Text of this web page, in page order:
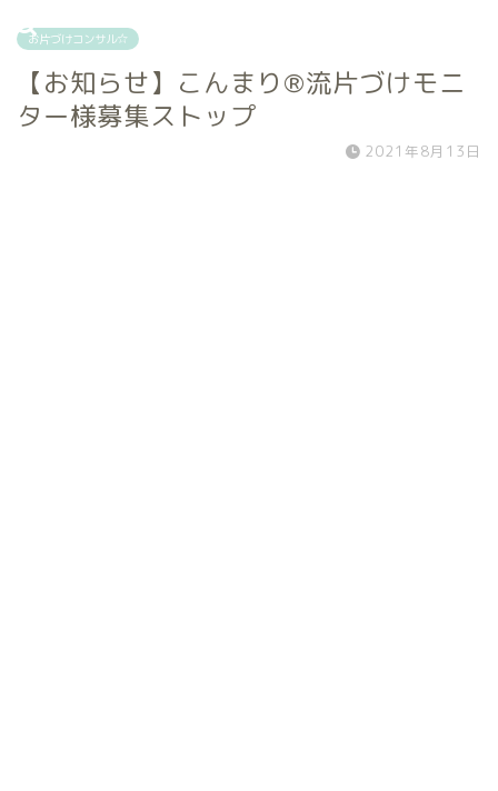
お片づけコンサル☆
【お知らせ】こんまり®流片づけモニ
ター様募集ストップ
2021年8月13日